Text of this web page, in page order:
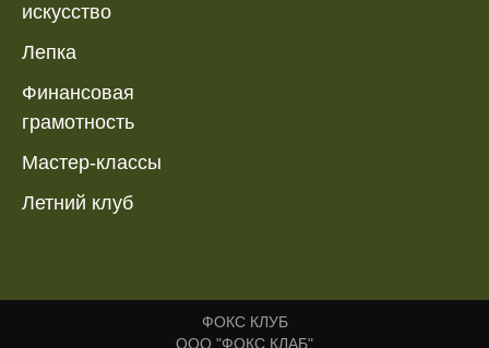
искусство
Лепка
Финансовая
грамотность
Мастер-классы
Летний клуб
ФОКС КЛУБ
ООО "ФОКС КЛАБ"